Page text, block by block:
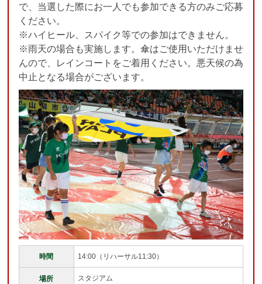
で、当選した際にお一人でも参加できる方のみご応募
ください。
※ハイヒール、スパイク等での参加はできません。
※雨天の場合も実施します。傘はご使用いただけませ
んので、レインコートをご着用ください。悪天候の為
中止となる場合がございます。
時間 14:00（リハーサル11:30）
場所 スタジアム